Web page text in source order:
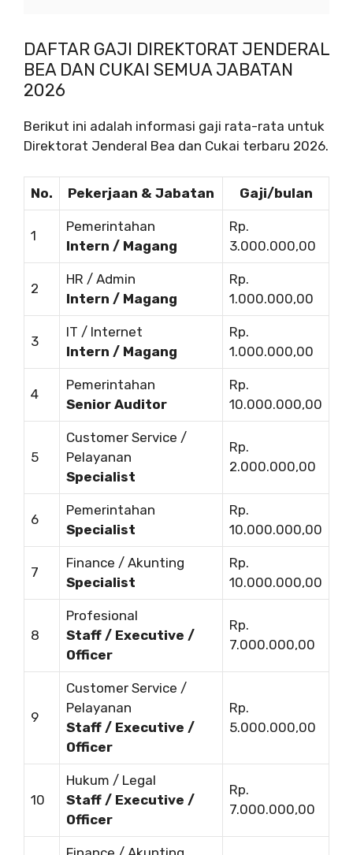
DAFTAR GAJI DIREKTORAT JENDERAL
BEA DAN CUKAI SEMUA JABATAN
2026
Berikut ini adalah informasi gaji rata-rata untuk
Direktorat Jenderal Bea dan Cukai terbaru 2026.
No. Pekerjaan & Jabatan Gaji/bulan
1
Pemerintahan
Intern / Magang
Rp.
3.000.000,00
2
HR / Admin
Intern / Magang
Rp.
1.000.000,00
3
IT / Internet
Intern / Magang
Rp.
1.000.000,00
4
Pemerintahan
Senior Auditor
Rp.
10.000.000,00
5
Customer Service /
Pelayanan
Specialist
Rp.
2.000.000,00
6
Pemerintahan
Specialist
Rp.
10.000.000,00
7
Finance / Akunting
Specialist
Rp.
10.000.000,00
8
Profesional
Staff / Executive /
Officer
Rp.
7.000.000,00
9
Customer Service /
Pelayanan
Staff / Executive /
Officer
Rp.
5.000.000,00
10
Hukum / Legal
Staff / Executive /
Officer
Rp.
7.000.000,00